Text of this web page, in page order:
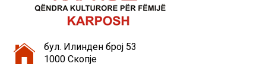
бул. Илинден број 53
1000 Скопје